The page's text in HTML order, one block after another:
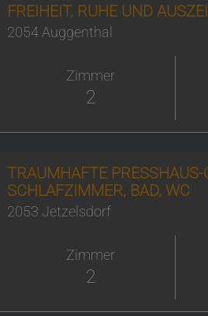
FREIHEIT, RUHE UND
2054 Auggenthal
Zimmer
2
TRAUMHAFTE
SCHLAFZIMMER, BAD, WC
2053 Jetzelsdorf
Zimmer
2